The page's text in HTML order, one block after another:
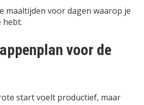
maaltijden voor dagen waarop je
hebt.
voor de
start voelt productief, maar